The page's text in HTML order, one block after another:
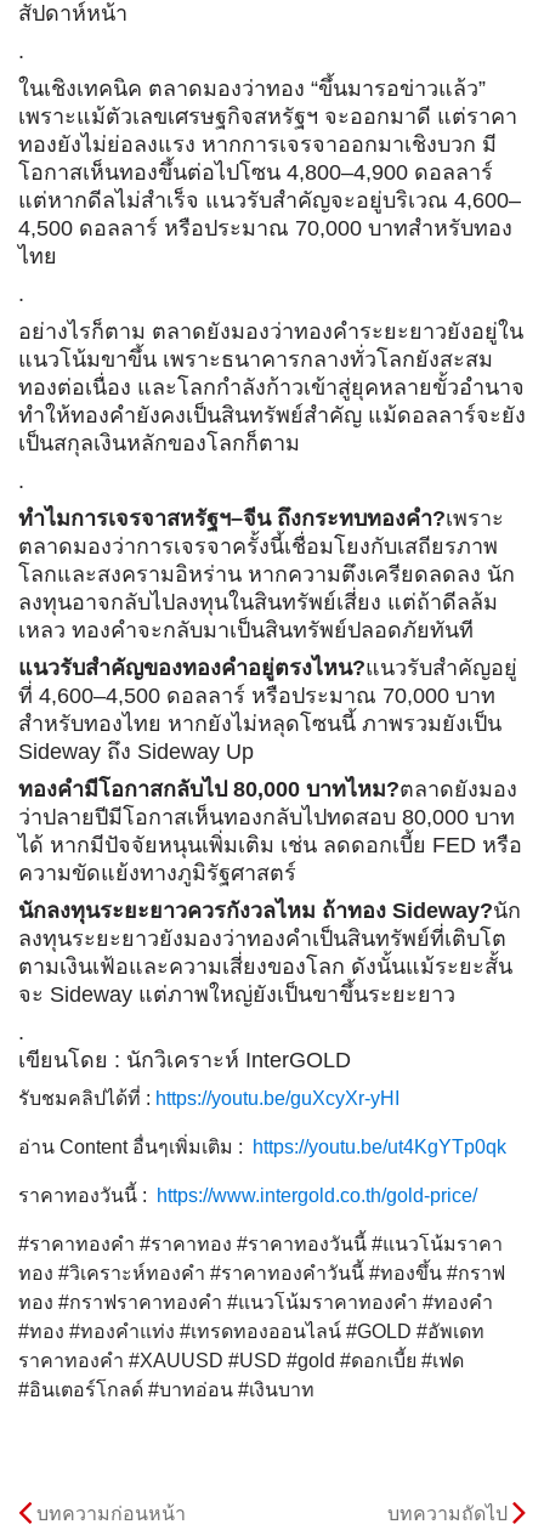
สัปดาห์หน้า
.
ในเชิงเทคนิค ตลาดมองว่าทอง “ขึ้นมารอข่าวแล้ว”
เพราะแม้ตัวเลขเศรษฐกิจสหรัฐฯ จะออกมาดี แต่ราคา
ทองยังไม่ย่อลงแรง หากการเจรจาออกมาเชิงบวก มี
โอกาสเห็นทองขึ้นต่อไปโซน 4,800–4,900 ดอลลาร์
แต่หากดีลไม่สำเร็จ แนวรับสำคัญจะอยู่บริเวณ 4,600–
4,500 ดอลลาร์ หรือประมาณ 70,000 บาทสำหรับทอง
ไทย
.
อย่างไรก็ตาม ตลาดยังมองว่าทองคำระยะยาวยังอยู่ใน
แนวโน้มขาขึ้น เพราะธนาคารกลางทั่วโลกยังสะสม
ทองต่อเนื่อง และโลกกำลังก้าวเข้าสู่ยุคหลายขั้วอำนาจ
ทำให้ทองคำยังคงเป็นสินทรัพย์สำคัญ แม้ดอลลาร์จะยัง
เป็นสกุลเงินหลักของโลกก็ตาม
.
ทำไมการเจรจาสหรัฐฯ–จีน ถึงกระทบทองคำ?เพราะ
ตลาดมองว่าการเจรจาครั้งนี้เชื่อมโยงกับเสถียรภาพ
โลกและสงครามอิหร่าน หากความตึงเครียดลดลง นัก
ลงทุนอาจกลับไปลงทุนในสินทรัพย์เสี่ยง แต่ถ้าดีลล้ม
เหลว ทองคำจะกลับมาเป็นสินทรัพย์ปลอดภัยทันที
แนวรับสำคัญของทองคำอยู่ตรงไหน?แนวรับสำคัญอยู่
ที่ 4,600–4,500 ดอลลาร์ หรือประมาณ 70,000 บาท
สำหรับทองไทย หากยังไม่หลุดโซนนี้ ภาพรวมยังเป็น
Sideway ถึง Sideway Up
ทองคำมีโอกาสกลับไป 80,000 บาทไหม?ตลาดยังมอง
ว่าปลายปีมีโอกาสเห็นทองกลับไปทดสอบ 80,000 บาท
ได้ หากมีปัจจัยหนุนเพิ่มเติม เช่น ลดดอกเบี้ย FED หรือ
ความขัดแย้งทางภูมิรัฐศาสตร์
นักลงทุนระยะยาวควรกังวลไหม ถ้าทอง Sideway?นัก
ลงทุนระยะยาวยังมองว่าทองคำเป็นสินทรัพย์ที่เติบโต
ตามเงินเฟ้อและความเสี่ยงของโลก ดังนั้นแม้ระยะสั้น
จะ Sideway แต่ภาพใหญ่ยังเป็นขาขึ้นระยะยาว
.
เขียนโดย : นักวิเคราะห์ InterGOLD
รับชมคลิปได้ที่ : https://youtu.be/guXcyXr-yHI
อ่าน Content อื่นๆเพิ่มเติม : https://youtu.be/ut4KgYTp0qk
ราคาทองวันนี้ : https://www.intergold.co.th/gold-price/
#ราคาทองคำ #ราคาทอง #ราคาทองวันนี้ #แนวโน้มราคา
ทอง #วิเคราะห์ทองคำ #ราคาทองคำวันนี้ #ทองขึ้น #กราฟ
ทอง #กราฟราคาทองคำ #แนวโน้มราคาทองคำ #ทองคำ
#ทอง #ทองคำแท่ง #เทรดทองออนไลน์ #GOLD #อัพเดท
ราคาทองคำ #XAUUSD #USD #gold #ดอกเบี้ย #เฟด
#อินเตอร์โกลด์ #บาทอ่อน #เงินบาท
บทความก่อนหน้า บทความถัดไป